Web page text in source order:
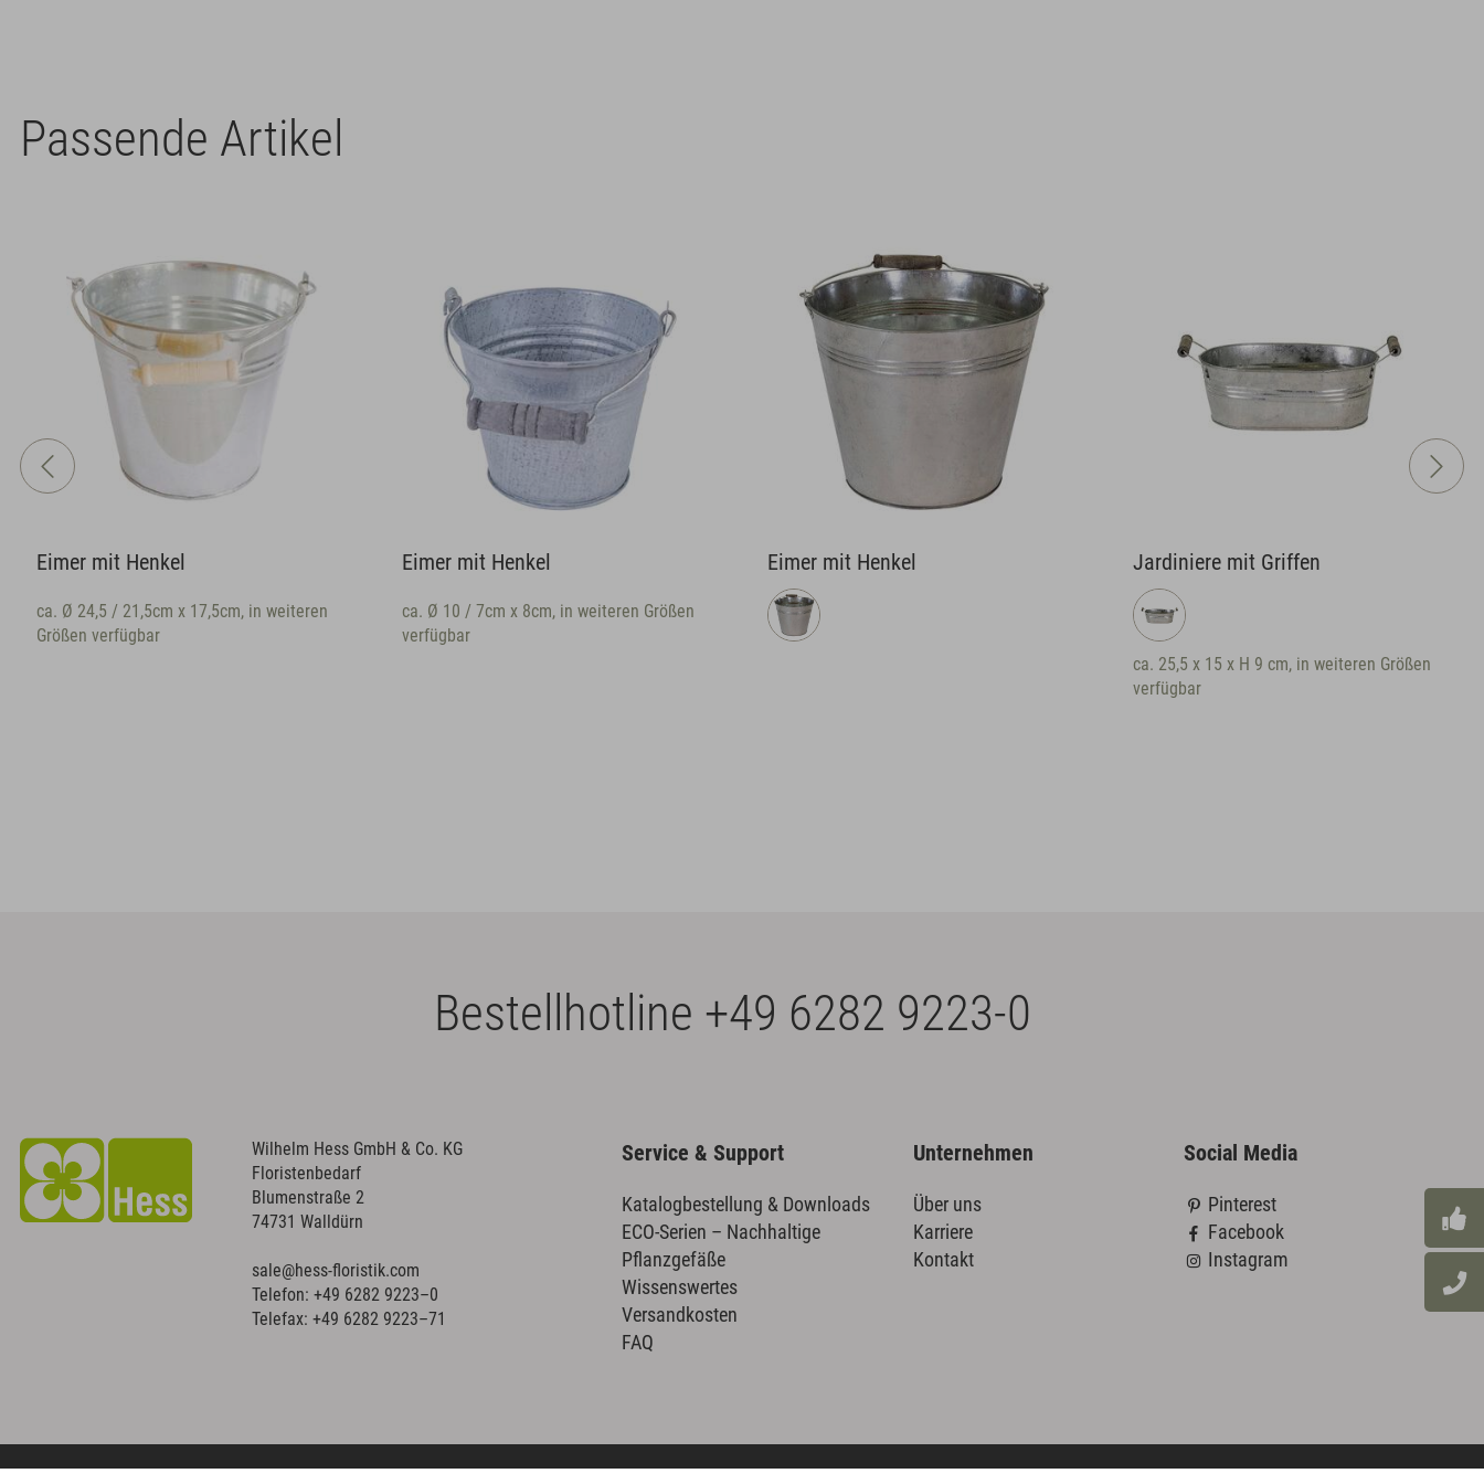
Passende Artikel
x 17,5cm, in weiteren
ca. Ø 10 / 7cm x 8cm, in weiteren Größen
Jardiniere mit Griffen
ca. 25,5 x 15 x H 9 cm, in weiteren Größen
ca. Ø 25,5 x H 9 cm,
Bestellhotline +49 6282 9223-0
Wilhelm Hess GmbH & Co. KG
Floristenbedarf
Blumenstraße 2
74731 Walldürn
sale@hess-floristik.com
Telefon: +49 6282 9223–0
Telefax: +49 6282 9223–71
Service & Support
Katalogbestellung & Downloads
ECO-Serien – Nachhaltige
Pflanzgefäße
Wissenswertes
Versandkosten
FAQ
Unternehmen
Über uns
Karriere
Kontakt
Social Media
Pinterest
Facebook
Instagram